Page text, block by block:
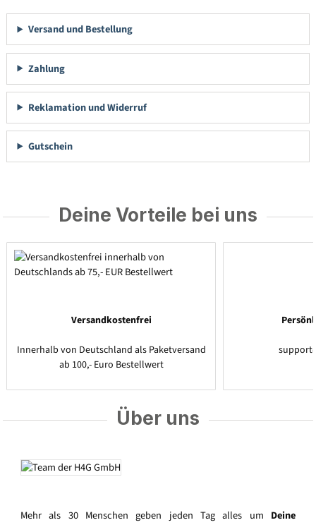
Versand und Bestellung
Zahlung
Reklamation und Widerruf
Gutschein
Deine Vorteile bei uns
Versandkostenfrei
Innerhalb von Deutschland als Paketversand
ab 100,- Euro Bestellwert
Über uns
Mehr als 30 Menschen geben jeden Tag alles um Deine